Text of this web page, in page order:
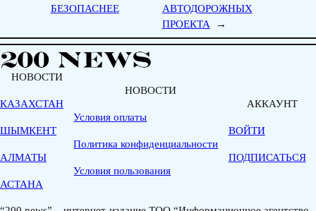
БЕЗОПАСНЕЕ
АВТОДОРОЖНЫХ
ПРОЕКТА
→
НОВОСТИ
КАЗАХСТАН
ШЫМКЕНТ
АЛМАТЫ
АСТАНА
НОВОСТИ
Условия оплаты
Политика конфиденциальности
Условия пользования
АККАУНТ
ВОЙТИ
ПОДПИСАТЬСЯ